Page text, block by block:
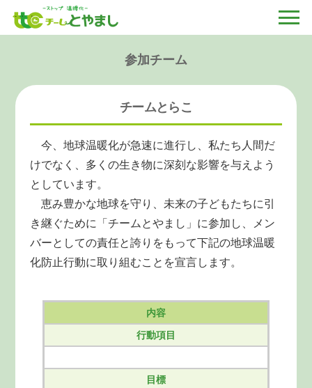
参加チーム
チームとらこ
今、地球温暖化が急速に進行し、私たち人間だ
けでなく、多くの生き物に深刻な影響を与えよう
としています。
恵み豊かな地球を守り、未来の子どもたちに引
き継ぐために「チームとやまし」に参加し、メン
バーとしての責任と誇りをもって下記の地球温暖
化防止行動に取り組むことを宣言します。
内容
行動項目
目標